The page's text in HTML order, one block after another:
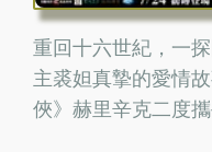
重回十六世紀，一
主裘妲真摯的愛情
俠》赫里辛克二度攜